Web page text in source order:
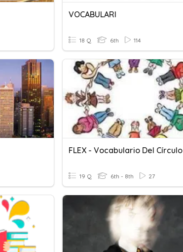
VOCABULARI
18 Q 6th 114
FLEX - Vocabulario Del Círculo
19 Q 6th - 8th 27